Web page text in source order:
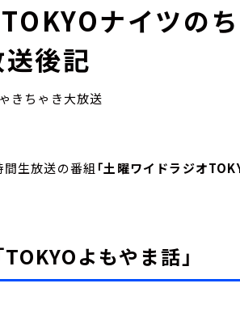
ナイツの
後記
きちゃき大放送
生放送の番組 「土曜ワイドラジオ
よもやま話」